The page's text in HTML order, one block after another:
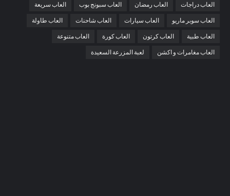
العاب دراجات العاب رمضان العاب سبونج بوب العاب سريعة
العاب سوبر ماريو العاب سيارات العاب شاحنات العاب طاولة
العاب طبية العاب كرتون العاب كورة العاب متنوعة
العاب مغامرات و اكشن لعبة المزرعة السعيدة